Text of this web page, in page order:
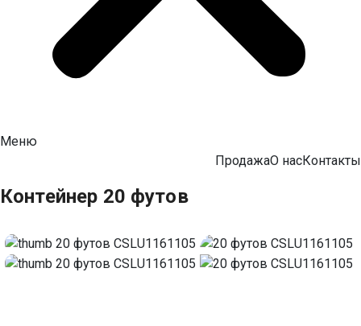
Меню
ПродажаО насКонтакты
Контейнер 20 футов